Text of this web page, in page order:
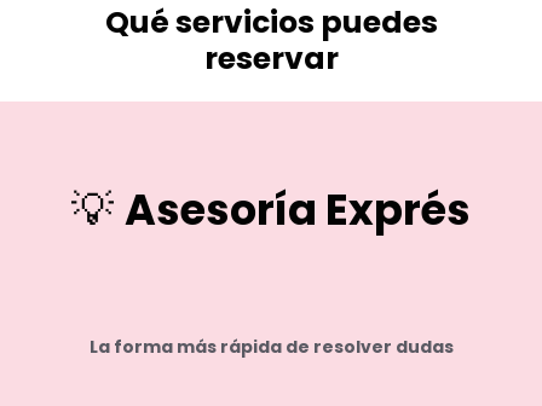
Qué servicios puedes
reservar
💡Asesoría Exprés
La forma más rápida de resolver dudas